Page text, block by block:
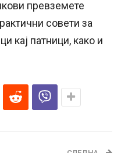
превземете
совети за
кај патници, како и